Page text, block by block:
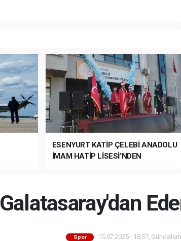
ESENYURT KATİP ÇELEBİ ANADOLU
İMAM HATİP LİSESİ’NDEN
Galatasaray'dan
Spor 15.07.2025 - 16:57,